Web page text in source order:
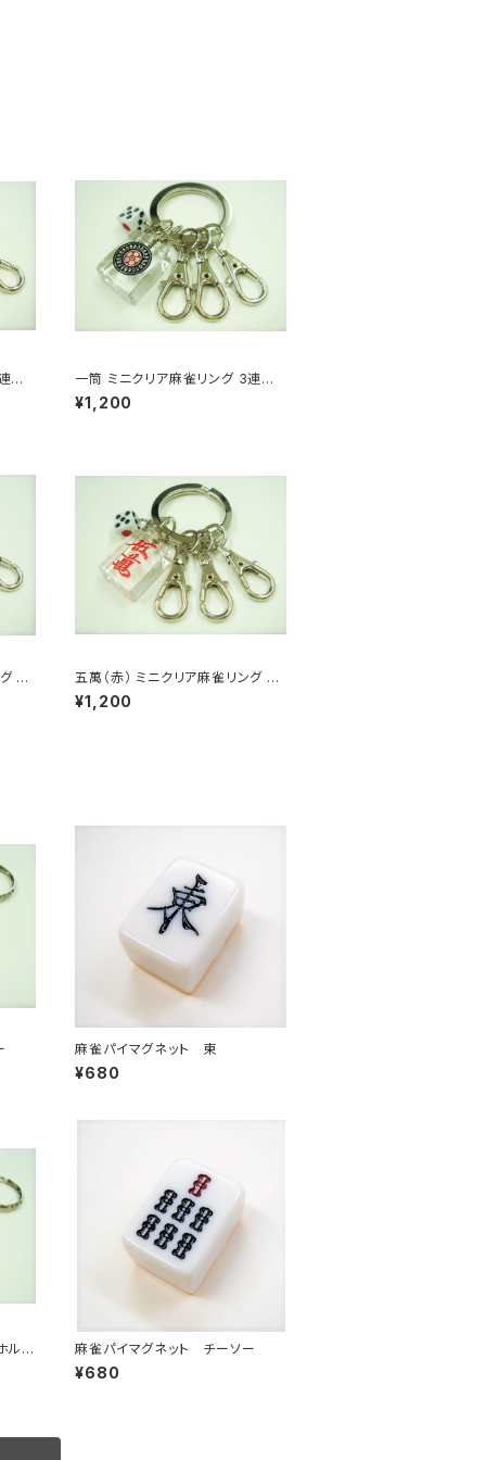
キ
一筒 ミニクリア麻雀リング 3連キ
ーホルダー
¥1,200
グ 3
五萬（赤） ミニクリア麻雀リング 3
連キーホルダー
¥1,200
麻雀パイマグネット 東
¥680
ルダ
麻雀パイマグネット チーソー
¥680